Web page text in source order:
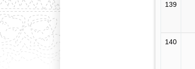
139
140